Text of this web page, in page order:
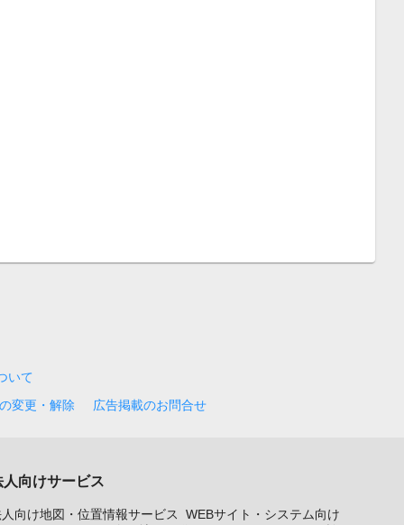
いて
変更・解除 広告掲載のお問合せ
人向けサービス
向け地図・位置情報サービス
WEBサイト・システム向け